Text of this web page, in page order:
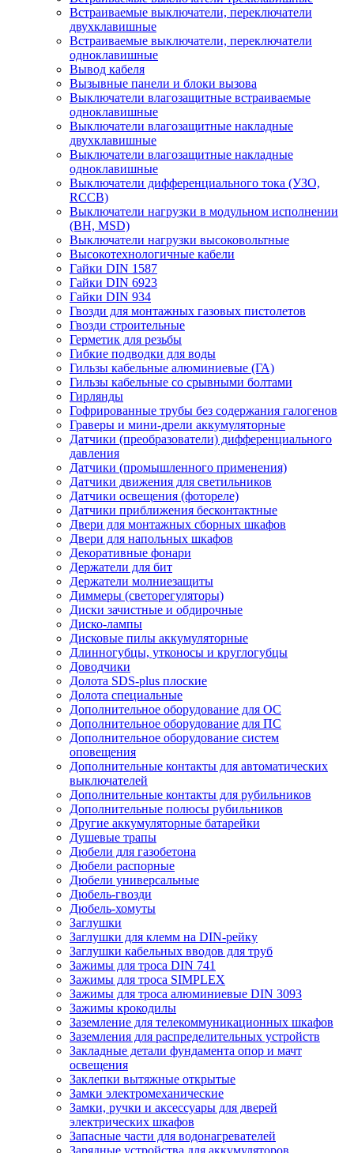
Встраиваемые выключатели, переключатели
двухклавишные
Встраиваемые выключатели, переключатели
одноклавишные
Вывод кабеля
Вызывные панели и блоки вызова
Выключатели влагозащитные встраиваемые
одноклавишные
Выключатели влагозащитные накладные
двухклавишные
Выключатели влагозащитные накладные
одноклавишные
Выключатели дифференциального тока (УЗО,
RCCB)
Выключатели нагрузки в модульном исполнении
(ВН, MSD)
Выключатели нагрузки высоковольтные
Высокотехнологичные кабели
Гайки DIN 1587
Гайки DIN 6923
Гайки DIN 934
Гвозди для монтажных газовых пистолетов
Гвозди строительные
Герметик для резьбы
Гибкие подводки для воды
Гильзы кабельные алюминиевые (ГА)
Гильзы кабельные со срывными болтами
Гирлянды
Гофрированные трубы без содержания галогенов
Граверы и мини-дрели аккумуляторные
Датчики (преобразователи) дифференциального
давления
Датчики (промышленного применения)
Датчики движения для светильников
Датчики освещения (фотореле)
Датчики приближения бесконтактные
Двери для монтажных сборных шкафов
Двери для напольных шкафов
Декоративные фонари
Держатели для бит
Держатели молниезащиты
Диммеры (светорегуляторы)
Диски зачистные и обдирочные
Диско-лампы
Дисковые пилы аккумуляторные
Длинногубцы, утконосы и круглогубцы
Доводчики
Долота SDS-plus плоские
Долота специальные
Дополнительное оборудование для ОС
Дополнительное оборудование для ПС
Дополнительное оборудование систем
оповещения
Дополнительные контакты для автоматических
выключателей
Дополнительные контакты для рубильников
Дополнительные полюсы рубильников
Другие аккумуляторные батарейки
Душевые трапы
Дюбели для газобетона
Дюбели распорные
Дюбели универсальные
Дюбель-гвозди
Дюбель-хомуты
Заглушки
Заглушки для клемм на DIN-рейку
Заглушки кабельных вводов для труб
Зажимы для троса DIN 741
Зажимы для троса SIMPLEX
Зажимы для троса алюминиевые DIN 3093
Зажимы крокодилы
Заземление для телекоммуникационных шкафов
Заземления для распределительных устройств
Закладные детали фундамента опор и мачт
освещения
Заклепки вытяжные открытые
Замки электромеханические
Замки, ручки и аксессуары для дверей
электрических шкафов
Запасные части для водонагревателей
Зарядные устройства для аккумуляторов